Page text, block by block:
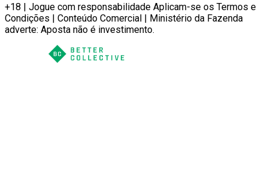
+18 | Jogue com responsabilidade Aplicam-se os Termos e
Condições | Conteúdo Comercial | Ministério da Fazenda
adverte: Aposta não é investimento.